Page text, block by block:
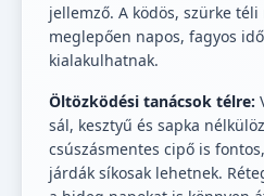
jellemző. A ködös, szürke
meglepően napos, fagyos
kialakulhatnak.
Öltözködési tanácsok télre:
sál, kesztyű és sapka
csúszásmentes cipő is
járdák síkosak lehetnek.